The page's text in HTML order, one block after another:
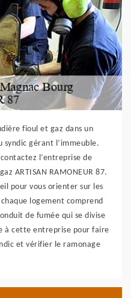
fioul et gaz dans un
gérant l’immeuble.
l’entreprise de
ARTISAN RAMONEUR 87.
pour vous orienter sur les
logement comprend
de fumée qui se divise
à cette entreprise pour faire
et vérifier le ramonage